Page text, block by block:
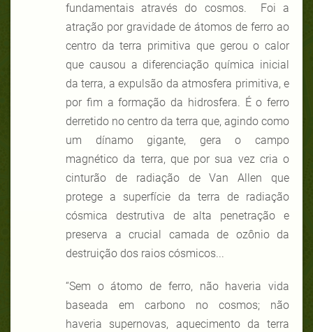
fundamentais através do cosmos. Foi a
atração por gravidade de átomos de ferro ao
centro da terra primitiva que gerou o calor
que causou a diferenciação química inicial
da terra, a expulsão da atmosfera primitiva, e
por fim a formação da hidrosfera. É o ferro
derretido no centro da terra que, agindo como
um dínamo gigante, gera o campo
magnético da terra, que por sua vez cria o
cinturão de radiação de Van Allen que
protege a superfície da terra de radiação
cósmica destrutiva de alta penetração e
preserva a crucial camada de ozônio da
destruição dos raios cósmicos...
“Sem o átomo de ferro, não haveria vida
baseada em carbono no cosmos; não
haveria supernovas, aquecimento da terra